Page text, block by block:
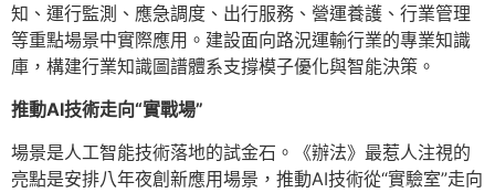
知、運行監測、應急調度、出行服務、營運養護、行業管理
等重點場景中實際應用。建設面向路況運輸行業的專業知識
庫，構建行業知識圖譜體系支撐模子優化與智能決策。
推動AI技術走向“實戰場”
場景是人工智能技術落地的試金石。《辦法》最惹人注視的
亮點是安排八年夜創新應用場景，推動AI技術從“實驗室”走向